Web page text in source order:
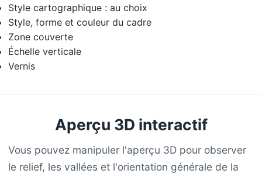
Style cartographique : au choix
Style, forme et couleur du cadre
Zone couverte
Échelle verticale
Vernis
Aperçu 3D interactif
Vous pouvez manipuler l'aperçu 3D pour observer
le relief, les vallées et l'orientation générale de la